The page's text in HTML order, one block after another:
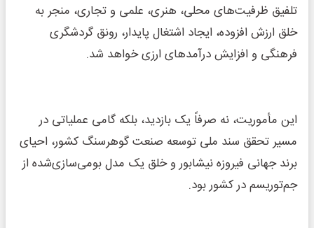
تلفیق ظرفیت‌های محلی، هنری، علمی و تجاری، منجر به
خلق ارزش افزوده، ایجاد اشتغال پایدار، رونق گردشگری
فرهنگی و افزایش درآمدهای ارزی خواهد شد.
این مأموریت، نه صرفاً یک بازدید، بلکه گامی عملیاتی در
مسیر تحقق سند ملی توسعه صنعت گوهرسنگ کشور، احیای
برند جهانی فیروزه نیشابور و خلق یک مدل بومی‌سازی‌شده از
جم‌توریسم در کشور بود.